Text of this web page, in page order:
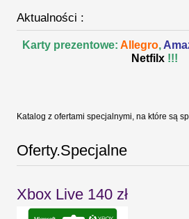
Aktualności :
Karty prezentowe: Allegro,
Netfilx!!!
Katalog z ofertami specjalnymi, na które są
Oferty.Specjalne
Xbox Live 140 zł